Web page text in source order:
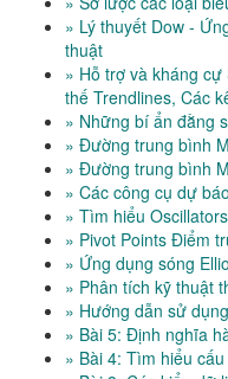
» Lý thuyết Dow -
thuật
» Hỗ trợ và kháng
thế Trendlines, Các
» Những bí ẩn đằng
» Đường trung bình
» Đường trung bình
» Các công cụ dự
» Tìm hiểu
» Pivot Points Điểm
» Ứng dụng sóng
» Phân tích kỹ thuật
» Hướng dẫn sử
» Bài 5: Định nghĩa
» Bài 4: Tìm hiểu